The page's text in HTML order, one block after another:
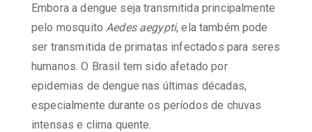
Embora a dengue seja transmitida principalmente
pelo mosquitoAedes aegypti, ela também pode
ser transmitida de primatas infectados para seres
humanos. O Brasil tem sido afetado por
epidemias de dengue nas últimas décadas,
especialmente durante os períodos de chuvas
intensas e clima quente.